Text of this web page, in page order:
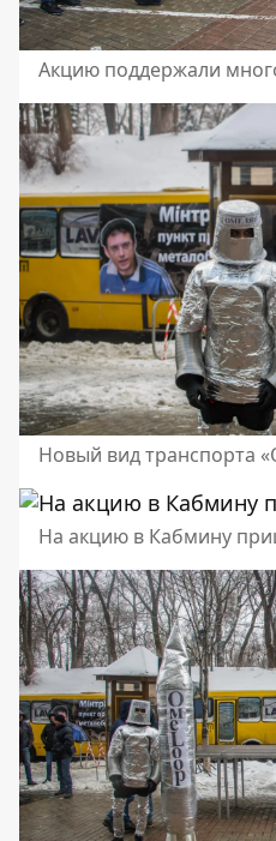
Акцию поддержали
Новый вид транспорта
На акцию в Кабмину